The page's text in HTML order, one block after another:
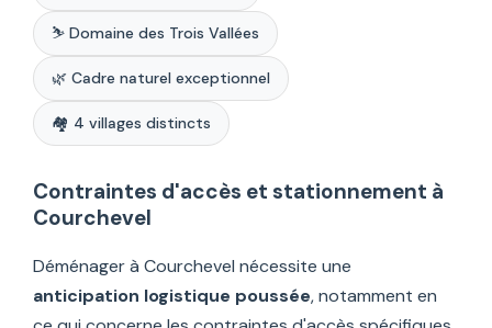
⛷️ Domaine des Trois Vallées
🌿 Cadre naturel exceptionnel
🏘️ 4 villages distincts
Contraintes d'accès et stationnement à
Courchevel
Déménager à Courchevel nécessite une
anticipation logistique poussée, notamment en